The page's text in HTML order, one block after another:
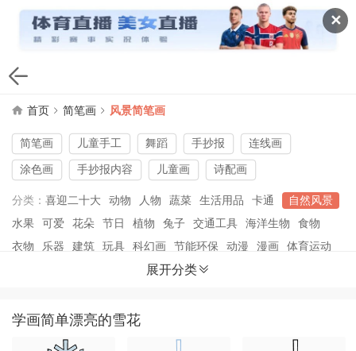
✕
首页 简笔画 风景简笔画
简笔画 儿童手工 舞蹈 手抄报 连线画
涂色画 手抄报内容 儿童画 诗配画
分类： 喜迎二十大 动物 人物 蔬菜 生活用品 卡通
自然风景
水果
可爱 花朵 节日 植物 兔子 交通工具 海洋生物
食物
衣物
乐器 建筑 玩具 科幻画 节能环保 动漫 漫画
体育运动
画小鸟 画小狗 诗配画
展开分类
学画简单漂亮的雪花